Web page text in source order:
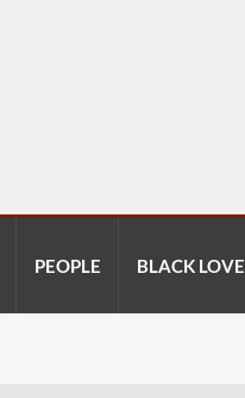
PEOPLE BLACK LOVE